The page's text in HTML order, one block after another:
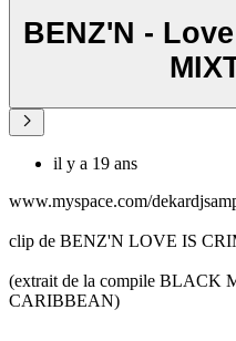
BENZ'N -
il y a 19 ans
www.myspace.com/
clip de BENZ'N LOVE IS
(extrait de la compile BLACK
CARIBBEAN)